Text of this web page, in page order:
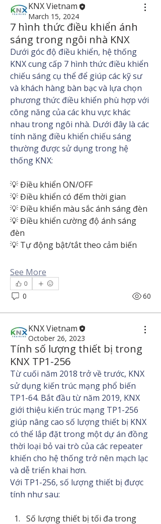
KNX Vietnam
March 15, 2024
7 hình thức điều khiển ánh
sáng trong ngôi nhà KNX
Dưới góc độ điều khiển, hệ thống
KNX cung cấp 7 hình thức điều khiển
chiếu sáng cụ thể để giúp các kỹ sư
và khách hàng bàn bạc và lựa chọn
phương thức điều khiển phù hợp với
công năng của các khu vực khác
nhau trong ngôi nhà. Dưới đây là các
tính năng điều khiển chiếu sáng
thường được sử dụng trong hệ
thống KNX:
💡 Điều khiển ON/OFF
💡 Điều khiển có đếm thời gian
💡 Điều khiển màu sắc ánh sáng đèn
💡 Điều khiển cường độ ánh sáng
đèn
💡 Tự động bật/tắt theo cảm biến
See More
0
0 60
KNX Vietnam
October 26, 2023
Tính số lượng thiết bị trong
KNX TP1-256
Từ cuối năm 2018 trở về trước, KNX
sử dụng kiến trúc mạng phổ biến
TP1-64. Bắt đầu từ năm 2019, KNX
giới thiệu kiến trúc mạng TP1-256
giúp nâng cao số lượng thiết bị KNX
có thể lắp đặt trong một dự án đồng
thời loại bỏ vai trò của các repeater
khiến cho hệ thống trở nên mạch lạc
và dễ triển khai hơn.
Với TP1-256, số lượng thiết bị được
tính như sau:
Số lượng thiết bị tối đa trong
About
Nâng cao kinh nghiệm triển khai, thi